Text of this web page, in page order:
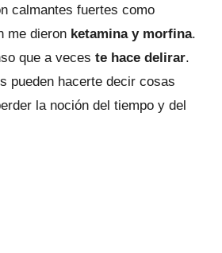
calmantes fuertes como
me dieron ketamina y morfina.
que a veces te hace delirar.
pueden hacerte decir cosas
la noción del tiempo y del